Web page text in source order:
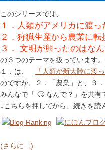
このシリーズでは、
１．人類がアメリカに渡っ
２．狩猟生産から農業に転
３． 文明が興ったのはなん
の３つのテーマを扱っています
１．は、
「人類が新大陸に渡
のですが、２．「農業」と、３
みんなで「 🙄 なんで？」を共有
↓こちらを押してから、続きを読
(さらに…)